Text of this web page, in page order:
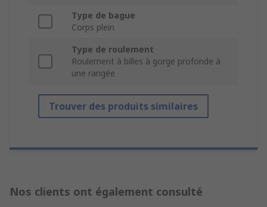
Type de bague
Corps plein
Type de roulement
Roulement à billes à gorge profonde à
une rangée
Trouver des produits similaires
Nos clients ont également consulté